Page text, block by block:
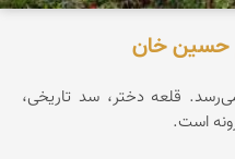
حسین خان
قلعه دختر، سد تاریخی،
است.